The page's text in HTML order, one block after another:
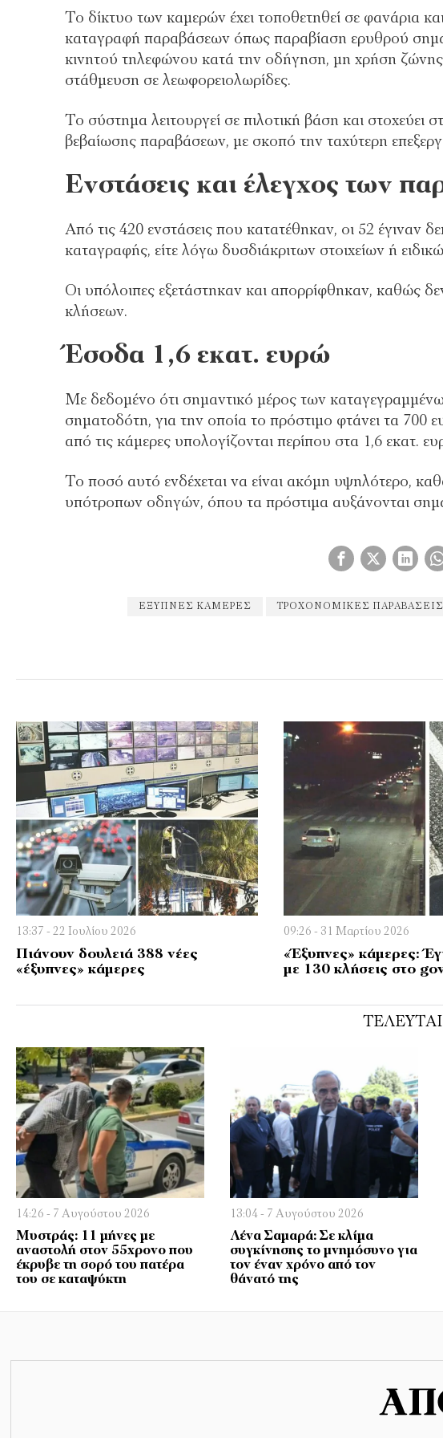
Το δίκτυο των καμερών έχει τοποθετηθεί σε φανάρια
καταγραφή παραβάσεων όπως παραβίαση ερυθρού
κινητού τηλεφώνου κατά την οδήγηση, μη χρήση
στάθμευση σε λεωφορειολωρίδες.
Το σύστημα λειτουργεί σε πιλοτική βάση και στοχεύει
βεβαίωσης παραβάσεων, με σκοπό την ταχύτερη
Ενστάσεις και έλεγχος των
Από τις 420 ενστάσεις που κατατέθηκαν, οι 52 έγιναν
καταγραφής, είτε λόγω δυσδιάκριτων στοιχείων ή
Οι υπόλοιπες εξετάστηκαν και απορρίφθηκαν, καθώς
κλήσεων.
Έσοδα 1,6 εκατ. ευρώ
Με δεδομένο ότι σημαντικό μέρος των
σηματοδότη, για την οποία το πρόστιμο φτάνει τα 700
από τις κάμερες υπολογίζονται περίπου στα 1,6 εκατ.
Το ποσό αυτό ενδέχεται να είναι ακόμη υψηλότερο,
υπότροπων οδηγών, όπου τα πρόστιμα αυξάνονται
ΈΞΥΠΝΕΣ ΚΆΜΕΡΕΣ ΤΡΟΧΟΝΟΜΙΚΈΣ ΠΑΡΑΒΆΣΕΙΣ
13:37 - 22 Ιουλίου 2026
Πιάνουν δουλειά 388 νέες
«έξυπνες» κάμερες
09:26 - 31 Μαρτίου 2026
«Έξυπνες» κάμερες:
με 130 κλήσεις στο
14:26 - 7 Αυγούστου 2026
Μυστράς: 11 μήνες με
αναστολή στον 55χρονο που
έκρυβε τη σορό του πατέρα
του σε καταψύκτη
13:04 - 7 Αυγούστου 2026
Λένα Σαμαρά: Σε κλίμα
συγκίνησης το μνημόσυνο για
τον έναν χρόνο από τον
θάνατό της